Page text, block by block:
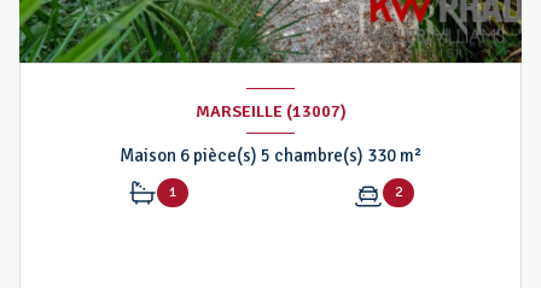
MARSEILLE (13007)
Maison 6 pièce(s) 5 chambre(s) 330 m²
1 2